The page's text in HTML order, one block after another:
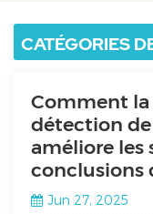
CATÉGORIES
Comment
détection
améliore les
conclusions
Jun 27, 2025